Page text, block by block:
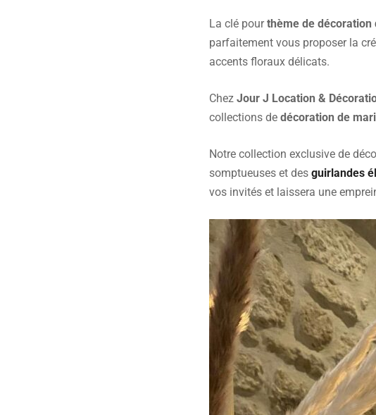
La clé pourthème de
parfaitement vous proposer la
accents floraux délicats.
ChezJour J Location &
collections dedécoration de
Notre collection exclusive de
somptueuses et des guirlandes
vos invités et laissera une